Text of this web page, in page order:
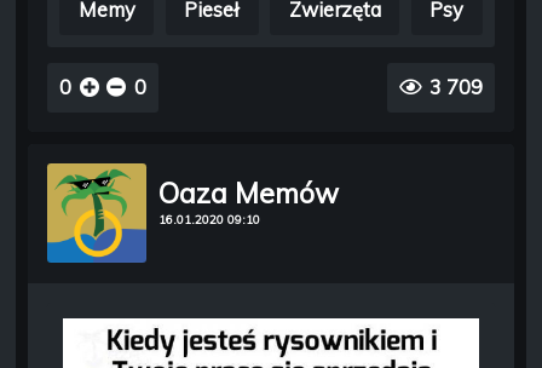
Memy Pieseł Zwierzęta Psy
0 0 3 709
Oaza Memów
16.01.2020 09:10